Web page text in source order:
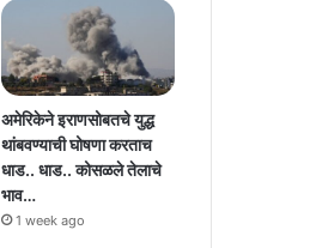
अमेरिकेने इराणसोबतचे युद्ध
थांबवण्याची घोषणा करताच
धाड.. धाड.. कोसळले तेलाचे
भाव…
1 week ago